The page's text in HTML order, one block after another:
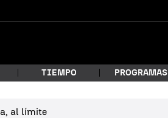
TIEMPO PROGRAMAS
al límite